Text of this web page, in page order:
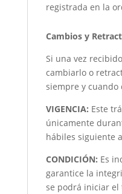
registrada en la
Cambios y
Si una vez
cambiarlo o
siempre y cuando
VIGENCIA: Este
únicamente
hábiles siguiente
CONDICIÓN: Es
garantice la
se podrá iniciar